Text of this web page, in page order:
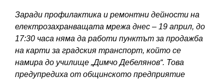
Заради профилактика и ремонтни дейности на
електрозахранващата мрежа днес – 19 април, до
17:30 часа няма да работи пунктът за продажба
на карти за градския транспорт, който се
намира до училище „Димчо Дебелянов“. Това
предупредиха от общинското предприятие